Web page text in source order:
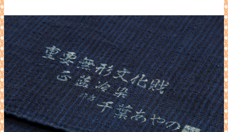
ッ
プ 服
買
取
セ
ン
タ
ー
タ
ー